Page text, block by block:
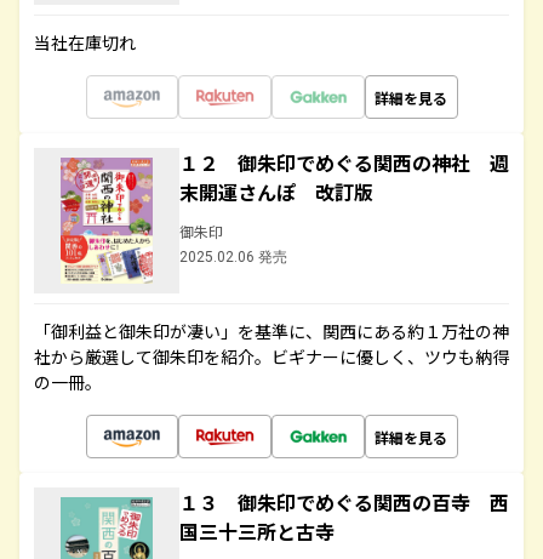
当社在庫切れ
詳細を見る
１２ 御朱印でめぐる関西の神社 週
末開運さんぽ 改訂版
御朱印
2025.02.06 発売
「御利益と御朱印が凄い」を基準に、関西にある約１万社の神
社から厳選して御朱印を紹介。ビギナーに優しく、ツウも納得
の一冊。
詳細を見る
１３ 御朱印でめぐる関西の百寺 西
国三十三所と古寺